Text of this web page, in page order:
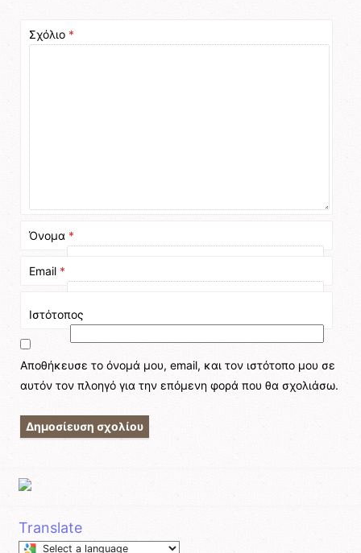
Σχόλιο *
Όνομα *
Email *
Ιστότοπος
Αποθήκευσε το όνομά μου, email, και τον ιστότοπο μου σε
αυτόν τον πλοηγό για την επόμενη φορά που θα σχολιάσω.
Translate
Select